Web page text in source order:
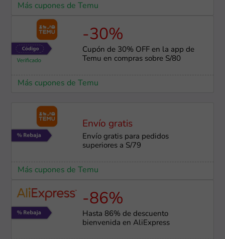
Más cupones de Temu
-30%
Cupón de 30% OFF en la app de
Temu en compras sobre S/80
Más cupones de Temu
Envío gratis
Envío gratis para pedidos
superiores a S/79
Más cupones de Temu
-86%
Hasta 86% de descuento
bienvenida en AliExpress